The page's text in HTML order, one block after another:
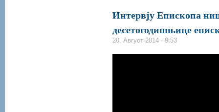
Интервју Епископа
десетогодишњице
20. Август 2014 - 9:53